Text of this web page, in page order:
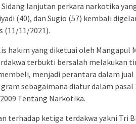
lanjutan perkara narkotika
(40), dan Sugio (57) kembali
(11/11/2021).
hakim yang diketuai oleh Mangapul
terbukti bersalah melakukan
menjadi perantara dalam
sebagaimana diatur dalam pasal
Tentang Narkotika.
terhadap ketiga terdakwa yakni Tri